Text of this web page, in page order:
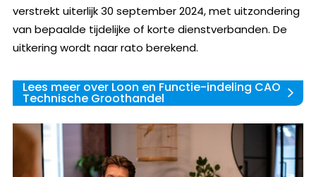
verstrekt uiterlijk 30 september 2024, met uitzondering
van bepaalde tijdelijke of korte dienstverbanden. De
uitkering wordt naar rato berekend.
Lees meer over Loon en Functie-indeling CAO
Technische Groothandel